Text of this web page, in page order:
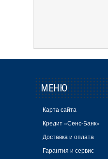
МЕНЮ
Карта сайта
Кредит «Сенс-Банк»
Доставка и оплата
Гарантия и сервис